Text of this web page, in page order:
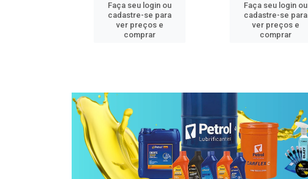
Faça seu login ou
cadastre-se para
ver preços e
comprar
Faça seu login ou
cadastre-se para
ver preços e
comprar